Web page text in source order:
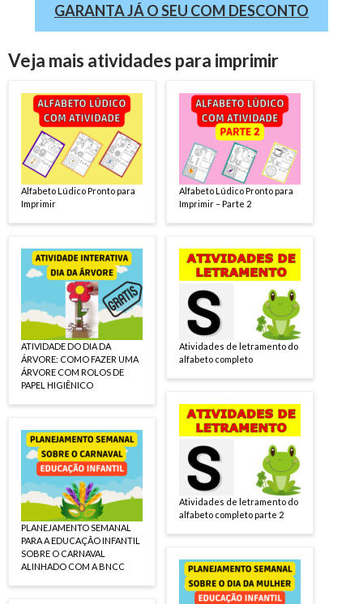
GARANTA JÁ O SEU COM DESCONTO
Veja mais atividades para imprimir
Alfabeto Lúdico Pronto para
Imprimir
ATIVIDADE DO DIA DA
ÁRVORE: COMO FAZER UMA
ÁRVORE COM ROLOS DE
PAPEL HIGIÊNICO
PLANEJAMENTO SEMANAL
PARA A EDUCAÇÃO INFANTIL
SOBRE O CARNAVAL
ALINHADO COM A BNCC
Alfabeto Lúdico Pronto para
Imprimir – Parte 2
Atividades de letramento do
alfabeto completo
Atividades de letramento do
alfabeto completo parte 2